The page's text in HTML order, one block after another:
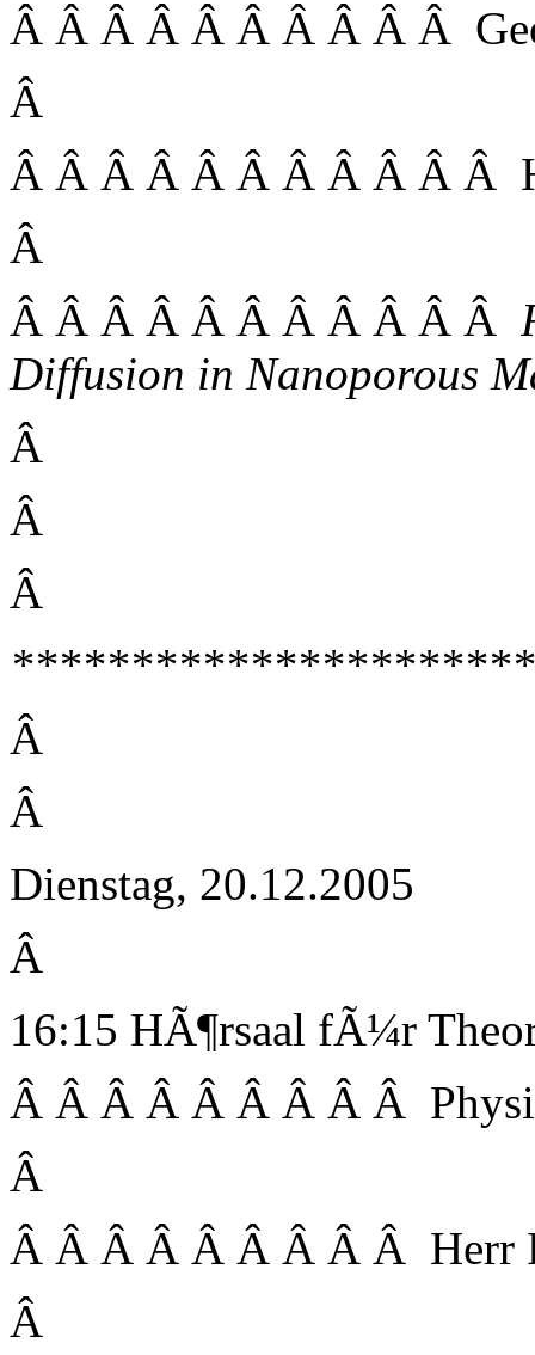
Â Â Â Â Â Â Â Â Â Â
Â
Â Â Â Â Â Â Â Â Â Â Â
Â
Â Â Â Â Â Â Â Â Â Â Â
Diffusion in Nanoporous
Â
Â
Â
Â
Â
Dienstag, 20.12.2005
Â
16:15 HÃ¶rsaal fÃ¼r
Â Â Â Â Â Â Â Â Â
Â
Â Â Â Â Â Â Â Â Â Herr
Â